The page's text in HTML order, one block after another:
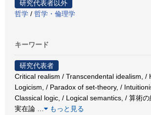
研究代表者以外
哲学 / 哲学・倫理学
キーワード
研究代表者
Critical realism / Transcendental idealism, /
Logicism, / Paradox of set-theory, /
Classical logic, / Logical semantics, / 算術の
実在論
もっと見る